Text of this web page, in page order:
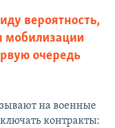
вероятность,
мобилизации
очередь
на военные
контракты: